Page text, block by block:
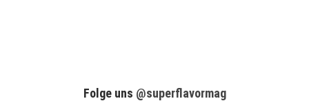
Folge uns @superflavormag